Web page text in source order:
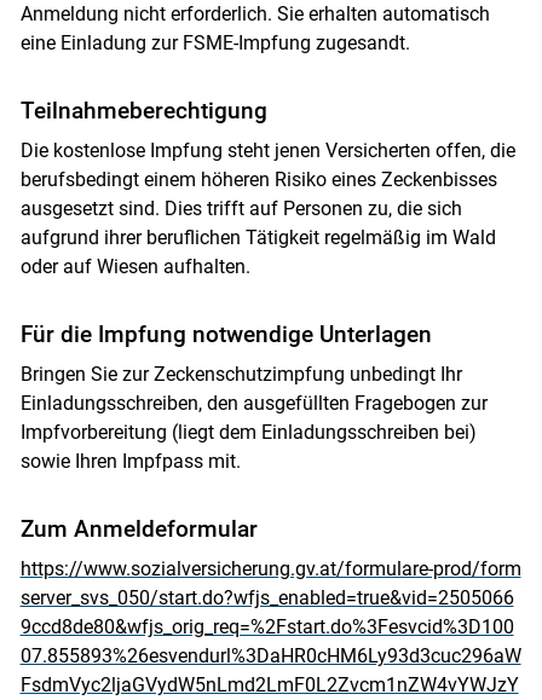
Anmeldung nicht erforderlich. Sie erhalten automatisch
eine Einladung zur FSME-Impfung zugesandt.
Teilnahmeberechtigung
Die kostenlose Impfung steht jenen Versicherten offen, die
berufsbedingt einem höheren Risiko eines Zeckenbisses
ausgesetzt sind. Dies trifft auf Personen zu, die sich
aufgrund ihrer beruflichen Tätigkeit regelmäßig im Wald
oder auf Wiesen aufhalten.
Für die Impfung notwendige Unterlagen
Bringen Sie zur Zeckenschutzimpfung unbedingt Ihr
Einladungsschreiben, den ausgefüllten Fragebogen zur
Impfvorbereitung (liegt dem Einladungsschreiben bei)
sowie Ihren Impfpass mit.
Zum Anmeldeformular
https://www.sozialversicherung.gv.at/formulare-prod/form
server_svs_050/start.do?wfjs_enabled=true&vid=2505066
9ccd8de80&wfjs_orig_req=%2Fstart.do%3Fesvcid%3D100
07.855893%26esvendurl%3DaHR0cHM6Ly93d3cuc296aW
FsdmVyc2ljaGVydW5nLmd2LmF0L2Zvcm1nZW4vYWJzY